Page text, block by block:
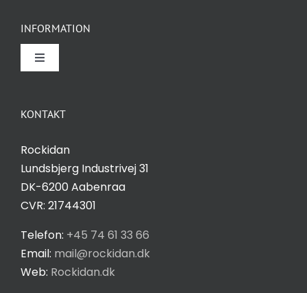
KONTAKT
Rockidan
Lundsbjerg Industrivej 31
DK-6200 Aabenraa
CVR: 21744301
Telefon: +45 74 61 33 66
Email: mail@rockidan.dk
Web: Rockidan.dk
INFORMATION
Toggle
Salgs- og leveringsbetingelser
Privatlivspolitik
Cookie Indstilling